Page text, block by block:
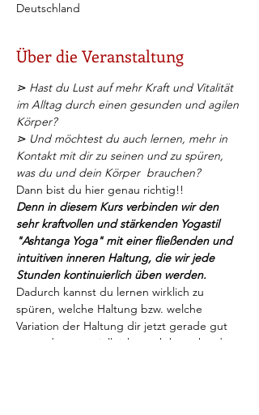
Deutschland
Über die Veranstaltung
⋗ Hast du Lust auf mehr Kraft und Vitalität
im Alltag durch einen gesunden und agilen
Körper?
⋗ Und möchtest du auch lernen, mehr in
Kontakt mit dir zu seinen und zu spüren,
was du und dein Körper  brauchen?
Dann bist du hier genau richtig!!
Denn in diesem Kurs verbinden wir den
sehr kraftvollen und stärkenden Yogastil
"Ashtanga Yoga" mit einer fließenden und
intuitiven inneren Haltung, die wir jede
Stunden kontinuierlich üben werden.
Dadurch kannst du lernen wirklich zu
spüren, welche Haltung bzw. welche
Variation der Haltung dir jetzt gerade gut
tut und was es vielleicht noch braucht, dass